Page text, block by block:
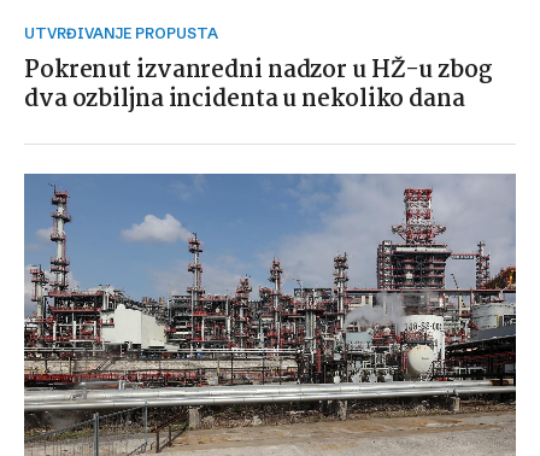
UTVRĐIVANJE PROPUSTA
Pokrenut izvanredni nadzor u HŽ-u zbog
dva ozbiljna incidenta u nekoliko dana